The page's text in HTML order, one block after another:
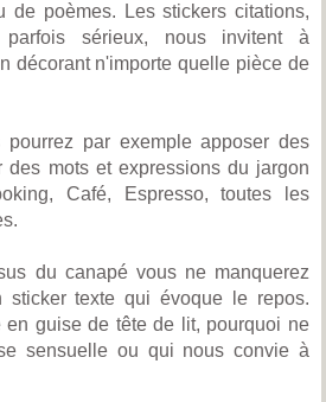
de poèmes. Les stickers citations,
parfois sérieux, nous invitent à
décorant n'importe quelle pièce de
par exemple apposer des
des mots et expressions du jargon
Café, Espresso, toutes les
du canapé vous ne manquerez
sticker texte qui évoque le repos.
en guise de tête de lit, pourquoi ne
sensuelle ou qui nous convie à